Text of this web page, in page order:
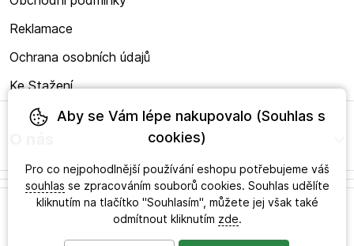
Reklamace
Ochrana osobních údajů
Ke Stažení
Aby se Vám lépe nakupovalo (Souhlas s
cookies)
Pro co nejpohodlnější používání eshopu potřebujeme váš
souhlas se zpracováním souborů cookies. Souhlas udělíte
kliknutím na tlačítko "Souhlasím", můžete jej však také
odmítnout kliknutím zde.